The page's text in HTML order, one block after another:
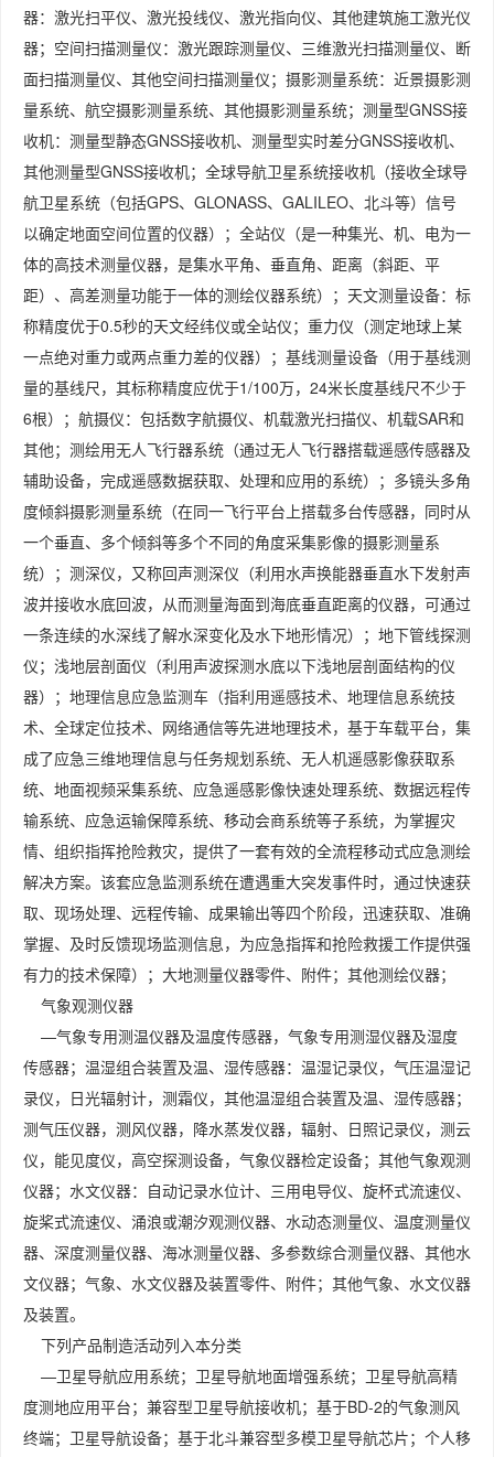
器：激光扫平仪、激光投线仪、激光指向仪、其他建筑施工激光仪
器；空间扫描测量仪：激光跟踪测量仪、三维激光扫描测量仪、断
面扫描测量仪、其他空间扫描测量仪；摄影测量系统：近景摄影测
量系统、航空摄影测量系统、其他摄影测量系统；测量型GNSS接
收机：测量型静态GNSS接收机、测量型实时差分GNSS接收机、
其他测量型GNSS接收机；全球导航卫星系统接收机（接收全球导
航卫星系统（包括GPS、GLONASS、GALILEO、北斗等）信号
以确定地面空间位置的仪器）；全站仪（是一种集光、机、电为一
体的高技术测量仪器，是集水平角、垂直角、距离（斜距、平
距）、高差测量功能于一体的测绘仪器系统）；天文测量设备：标
称精度优于0.5秒的天文经纬仪或全站仪；重力仪（测定地球上某
一点绝对重力或两点重力差的仪器）；基线测量设备（用于基线测
量的基线尺，其标称精度应优于1/100万，24米长度基线尺不少于
6根）；航摄仪：包括数字航摄仪、机载激光扫描仪、机载SAR和
其他；测绘用无人飞行器系统（通过无人飞行器搭载遥感传感器及
辅助设备，完成遥感数据获取、处理和应用的系统）；多镜头多角
度倾斜摄影测量系统（在同一飞行平台上搭载多台传感器，同时从
一个垂直、多个倾斜等多个不同的角度采集影像的摄影测量系
统）；测深仪，又称回声测深仪（利用水声换能器垂直水下发射声
波并接收水底回波，从而测量海面到海底垂直距离的仪器，可通过
一条连续的水深线了解水深变化及水下地形情况）；地下管线探测
仪；浅地层剖面仪（利用声波探测水底以下浅地层剖面结构的仪
器）；地理信息应急监测车（指利用遥感技术、地理信息系统技
术、全球定位技术、网络通信等先进地理技术，基于车载平台，集
成了应急三维地理信息与任务规划系统、无人机遥感影像获取系
统、地面视频采集系统、应急遥感影像快速处理系统、数据远程传
输系统、应急运输保障系统、移动会商系统等子系统，为掌握灾
情、组织指挥抢险救灾，提供了一套有效的全流程移动式应急测绘
解决方案。该套应急监测系统在遭遇重大突发事件时，通过快速获
取、现场处理、远程传输、成果输出等四个阶段，迅速获取、准确
掌握、及时反馈现场监测信息，为应急指挥和抢险救援工作提供强
有力的技术保障）；大地测量仪器零件、附件；其他测绘仪器；
气象观测仪器
—气象专用测温仪器及温度传感器，气象专用测湿仪器及湿度
传感器；温湿组合装置及温、湿传感器：温湿记录仪，气压温湿记
录仪，日光辐射计，测霜仪，其他温湿组合装置及温、湿传感器；
测气压仪器，测风仪器，降水蒸发仪器，辐射、日照记录仪，测云
仪，能见度仪，高空探测设备，气象仪器检定设备；其他气象观测
仪器；水文仪器：自动记录水位计、三用电导仪、旋杯式流速仪、
旋桨式流速仪、涌浪或潮汐观测仪器、水动态测量仪、温度测量仪
器、深度测量仪器、海冰测量仪器、多参数综合测量仪器、其他水
文仪器；气象、水文仪器及装置零件、附件；其他气象、水文仪器
及装置。
下列产品制造活动列入本分类
—卫星导航应用系统；卫星导航地面增强系统；卫星导航高精
度测地应用平台；兼容型卫星导航接收机；基于BD-2的气象测风
终端；卫星导航设备；基于北斗兼容型多模卫星导航芯片；个人移